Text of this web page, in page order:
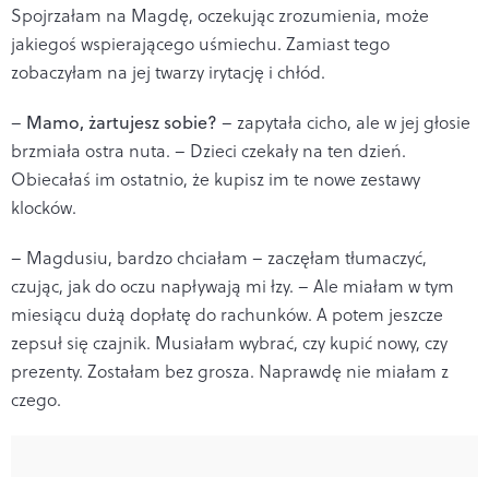
Spojrzałam na Magdę, oczekując zrozumienia, może
jakiegoś wspierającego uśmiechu. Zamiast tego
zobaczyłam na jej twarzy irytację i chłód.
– Mamo, żartujesz sobie? – zapytała cicho, ale w jej głosie
brzmiała ostra nuta. – Dzieci czekały na ten dzień.
Obiecałaś im ostatnio, że kupisz im te nowe zestawy
klocków.
– Magdusiu, bardzo chciałam – zaczęłam tłumaczyć,
czując, jak do oczu napływają mi łzy. – Ale miałam w tym
miesiącu dużą dopłatę do rachunków. A potem jeszcze
zepsuł się czajnik. Musiałam wybrać, czy kupić nowy, czy
prezenty. Zostałam bez grosza. Naprawdę nie miałam z
czego.